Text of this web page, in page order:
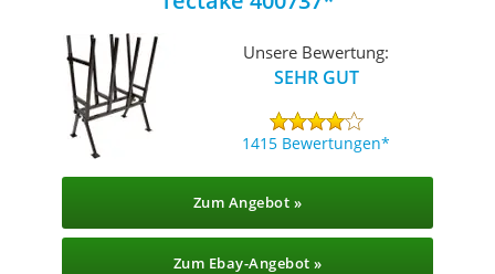
Unsere Bewertung:
SEHR GUT
1415 Bewertungen
Zum Angebot »
Zum Ebay-Angebot »